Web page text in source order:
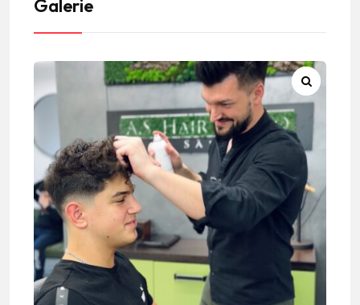
Galerie